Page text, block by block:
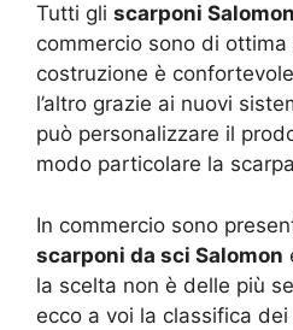
Tutti gli scarponi Salomon
commercio sono di ottima
costruzione è
l’altro grazie ai nuovi
può personalizzare il
modo particolare la
In commercio sono
scarponi da sci Salomon
la scelta non è delle più
ecco a voi la classifica